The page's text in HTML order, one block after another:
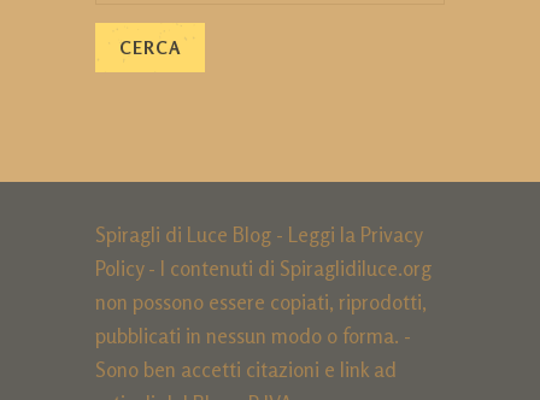
Spiragli di Luce Blog - Leggi la Privacy
Policy- I contenuti di Spiraglidiluce.org
non possono essere copiati, riprodotti,
pubblicati in nessun modo o forma. -
Sono ben accetti citazioni e link ad